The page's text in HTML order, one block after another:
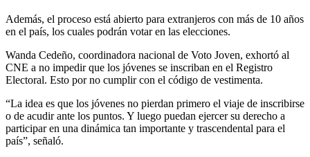
Además, el proceso está abierto para extranjeros con más de 10 años
en el país, los cuales podrán votar en las elecciones.
Wanda Cedeño, coordinadora nacional de Voto Joven, exhortó al
CNE a no impedir que los jóvenes se inscriban en el Registro
Electoral. Esto por no cumplir con el código de vestimenta.
“La idea es que los jóvenes no pierdan primero el viaje de inscribirse
o de acudir ante los puntos. Y luego puedan ejercer su derecho a
participar en una dinámica tan importante y trascendental para el
país”, señaló.